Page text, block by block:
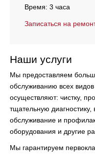
Время: 3 часа
Записаться на
Наши услуги
Мы предоставляем
обслуживанию всех
осуществляют: чистку,
тщательную диагностику,
обслуживание и
оборудования и другие
Мы гарантируем